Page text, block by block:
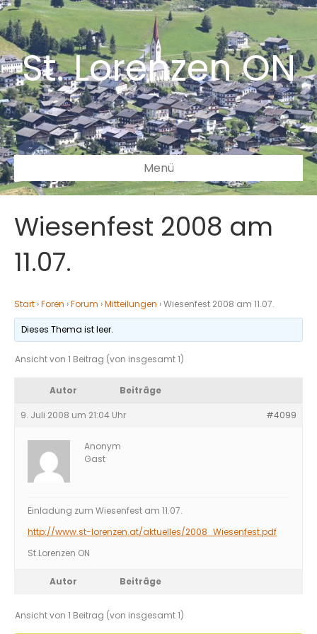
St. Lorenzen ON
Menü
Wiesenfest 2008 am
11.07.
Start ›Foren ›Forum ›Mitteilungen ›Wiesenfest 2008 am 11.07.
Dieses Thema ist leer.
Ansicht von 1 Beitrag (von insgesamt 1)
Autor Beiträge
9. Juli 2008 um 21:04 Uhr #4099
Anonym
Gast
Einladung zum Wiesenfest am 11.07.
http://www.st-lorenzen.at/aktuelles/2008_Wiesenfest.pdf
St.Lorenzen ON
Autor Beiträge
Ansicht von 1 Beitrag (von insgesamt 1)